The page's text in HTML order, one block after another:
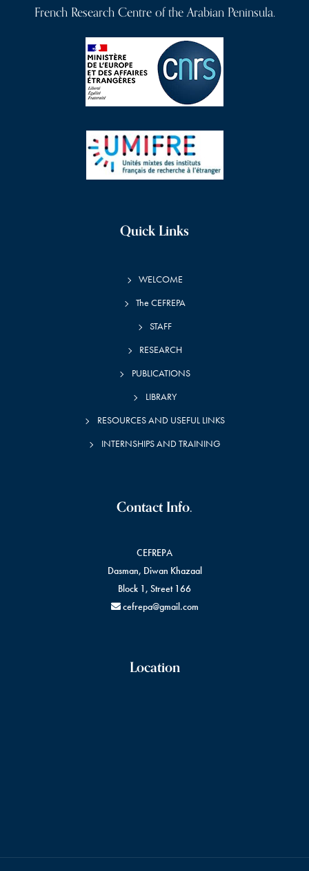
French Research Centre of the Arabian Peninsula.
Quick Links
WELCOME
The CEFREPA
STAFF
RESEARCH
PUBLICATIONS
LIBRARY
RESOURCES AND USEFUL LINKS
INTERNSHIPS AND TRAINING
Contact Info.
CEFREPA
Dasman, Diwan Khazaal
Block 1, Street 166
cefrepa@gmail.com
Location